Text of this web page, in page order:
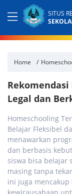
SITUS
Home
Rekomendasi
Legal dan
Homeschooling
Belajar Fleksibel
menawarkan
dan berbasis
siswa bisa belajar
masing tanpa
ini juga
kewirausahaan